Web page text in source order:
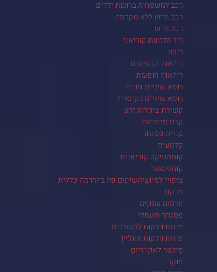
רכב למשפחות ברוכות ילדים
רכב חדש ללא מקדמה
רכב חדש
ריר חלזונות קוריאני
ריצה
ריהאנה כרטיסים
ריהאנה הופעות
רופא שיניים נתניה
רופא שיניים בקיסריה
קשירת צינורות זרע
קרם סבוריאה
קניית פסנתר
קלנועית
קוסמטיקה קוריאנית
קומפוסטר
ציפויי למינציהשיקום פה בהרדמה כללית
פרקט
פרסום עסקים
פסנתר חשמלי
פירות וירקות למשרדים
פירות וירקות אונליין
פילטר לאקווריום
פוקר